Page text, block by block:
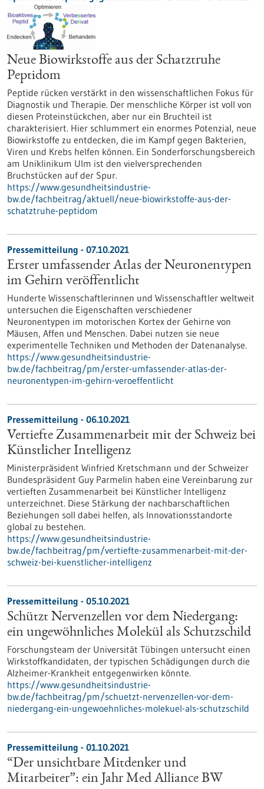
Neue Biowirkstoffe aus der Schatztruhe
Peptidom
Peptide rücken verstärkt in den wissenschaftlichen Fokus für
Diagnostik und Therapie. Der menschliche Körper ist voll von
diesen Proteinstückchen, aber nur ein Bruchteil ist
charakterisiert. Hier schlummert ein enormes Potenzial, neue
Biowirkstoffe zu entdecken, die im Kampf gegen Bakterien,
Viren und Krebs helfen können. Ein Sonderforschungsbereich
am Uniklinikum Ulm ist den vielversprechenden
Bruchstücken auf der Spur.
https://www.gesundheitsindustrie-
bw.de/fachbeitrag/aktuell/neue-biowirkstoffe-aus-der-
schatztruhe-peptidom
Pressemitteilung - 07.10.2021
Erster umfassender Atlas der Neuronentypen
im Gehirn veröffentlicht
Hunderte Wissenschaftlerinnen und Wissenschaftler weltweit
untersuchen die Eigenschaften verschiedener
Neuronentypen im motorischen Kortex der Gehirne von
Mäusen, Affen und Menschen. Dabei nutzen sie neue
experimentelle Techniken und Methoden der Datenanalyse.
https://www.gesundheitsindustrie-
bw.de/fachbeitrag/pm/erster-umfassender-atlas-der-
neuronentypen-im-gehirn-veroeffentlicht
Pressemitteilung - 06.10.2021
Vertiefte Zusammenarbeit mit der Schweiz bei
Künstlicher Intelligenz
Ministerpräsident Winfried Kretschmann und der Schweizer
Bundespräsident Guy Parmelin haben eine Vereinbarung zur
vertieften Zusammenarbeit bei Künstlicher Intelligenz
unterzeichnet. Diese Stärkung der nachbarschaftlichen
Beziehungen soll dabei helfen, als Innovationsstandorte
global zu bestehen.
https://www.gesundheitsindustrie-
bw.de/fachbeitrag/pm/vertiefte-zusammenarbeit-mit-der-
schweiz-bei-kuenstlicher-intelligenz
Pressemitteilung - 05.10.2021
Schützt Nervenzellen vor dem Niedergang:
ein ungewöhnliches Molekül als Schutzschild
Forschungsteam der Universität Tübingen untersucht einen
Wirkstoffkandidaten, der typischen Schädigungen durch die
Alzheimer-Krankheit entgegenwirken könnte.
https://www.gesundheitsindustrie-
bw.de/fachbeitrag/pm/schuetzt-nervenzellen-vor-dem-
niedergang-ein-ungewoehnliches-molekuel-als-schutzschild
Pressemitteilung - 01.10.2021
“Der unsichtbare Mitdenker und
Mitarbeiter”: ein Jahr Med Alliance BW